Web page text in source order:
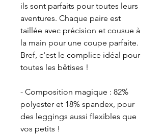
ils sont parfaits pour toutes leurs
aventures. Chaque paire est
taillée avec précision et cousue à
la main pour une coupe parfaite.
Bref, c'est le complice idéal pour
toutes les bêtises !
- Composition magique : 82%
polyester et 18% spandex, pour
des leggings aussi flexibles que
vos petits !